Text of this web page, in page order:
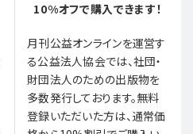
10%オフで購入できます！
月刊公益オンラインを運営す
る公益法人協会では、社団・
財団法人のための出版物を
多数発行しております。無料
登録いただいた方は、通常価